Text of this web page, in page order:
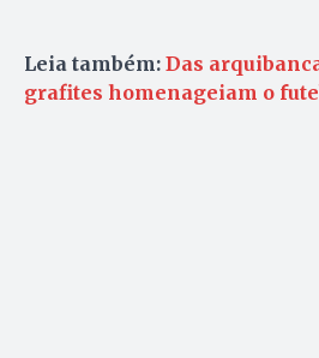
Leia também: Das
grafites homenageiam o